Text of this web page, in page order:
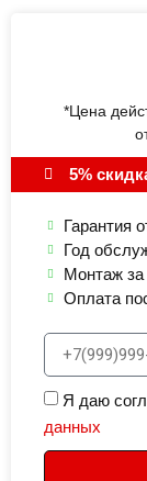
*Цена
5%
Гарантия
Год
Монтаж за
Оплата
Я даю
данных